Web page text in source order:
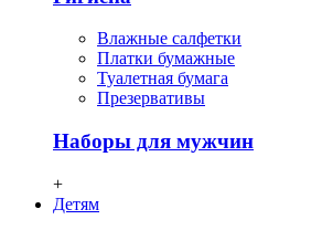
Влажные салфетки
Платки бумажные
Туалетная бумага
Презервативы
Наборы для мужчин
+
Детям